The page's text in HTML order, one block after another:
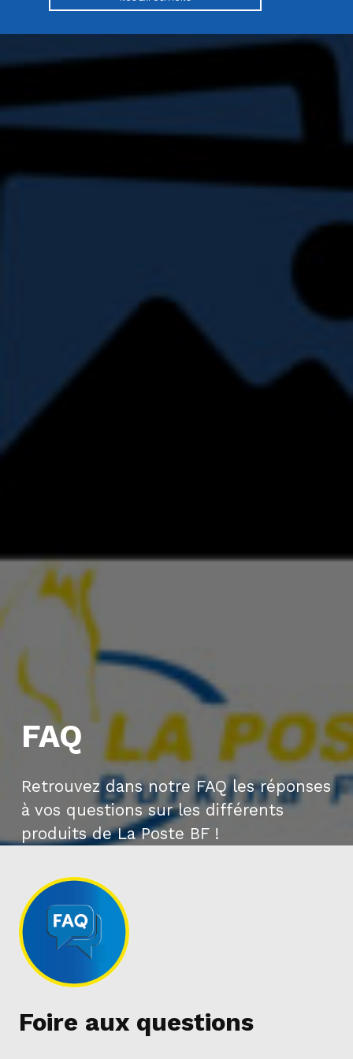
FAQ
Retrouvez dans notre FAQ les réponses
à vos questions sur les différents
produits de La Poste BF !
Foire aux questions